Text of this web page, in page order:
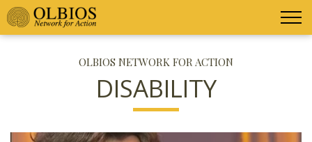
OLBIOS NETWORK FOR ACTION
DISABILITY